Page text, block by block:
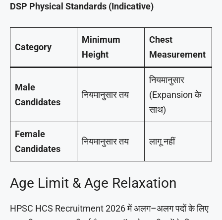
DSP Physical Standards (Indicative)
Category
Minimum
Height
Chest
Measurement
Male
Candidates
नियमानुसार तय
नियमानुसार
(Expansion के
साथ)
Female
Candidates
नियमानुसार तय लागू नहीं
Age Limit & Age Relaxation
HPSC HCS Recruitment 2026 में अलग–अलग पदों के लिए